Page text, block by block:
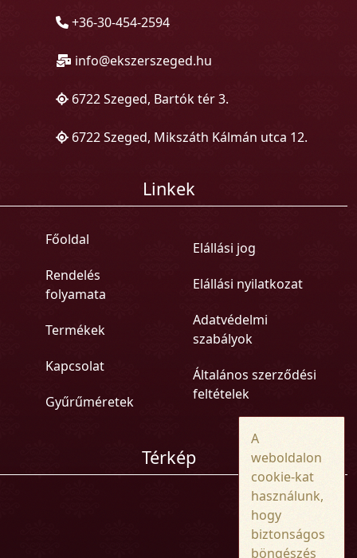
+36-30-454-2594
info@ekszerszeged.hu
6722 Szeged, Bartók tér 3.
6722 Szeged, Mikszáth Kálmán utca 12.
Linkek
Főoldal
Rendelés
folyamata
Termékek
Kapcsolat
Gyűrűméretek
Elállási jog
Elállási nyilatkozat
Adatvédelmi
szabályok
Általános szerződési
feltételek
Térkép
A
weboldalon
cookie-kat
használunk,
hogy
biztonságos
böngészés